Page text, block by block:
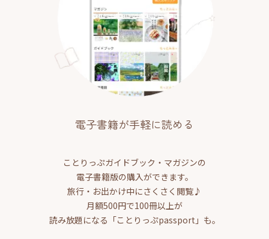
電子書籍が手軽に読める
ことりっぷガイドブック・マガジンの
電子書籍版の購入ができます。
旅行・お出かけ中にさくさく閲覧♪
月額500円で100冊以上が
読み放題になる「ことりっぷpassport」も。